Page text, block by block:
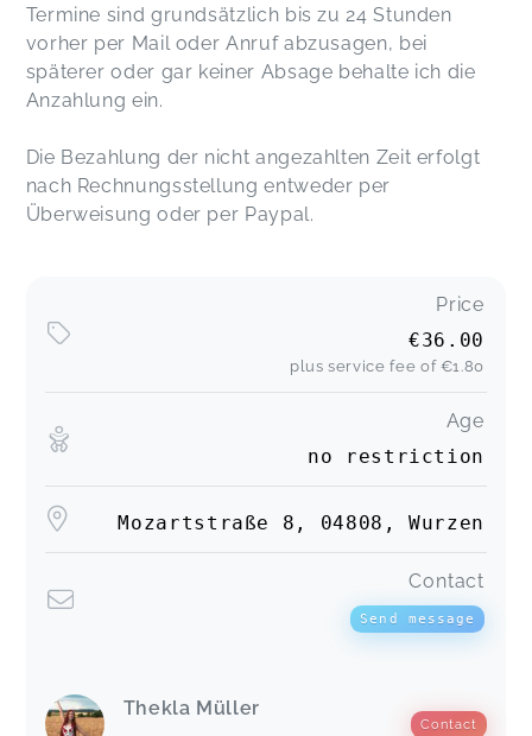
Termine sind grundsätzlich bis zu 24 Stunden
vorher per Mail oder Anruf abzusagen, bei
späterer oder gar keiner Absage behalte ich die
Anzahlung ein.
Die Bezahlung der nicht angezahlten Zeit erfolgt
nach Rechnungsstellung entweder per
Überweisung oder per Paypal.
Price
€36.00
plus service fee of €1.80
Age
no restriction
Mozartstraße 8, 04808, Wurzen
Contact
Send message
Thekla Müller
Contact